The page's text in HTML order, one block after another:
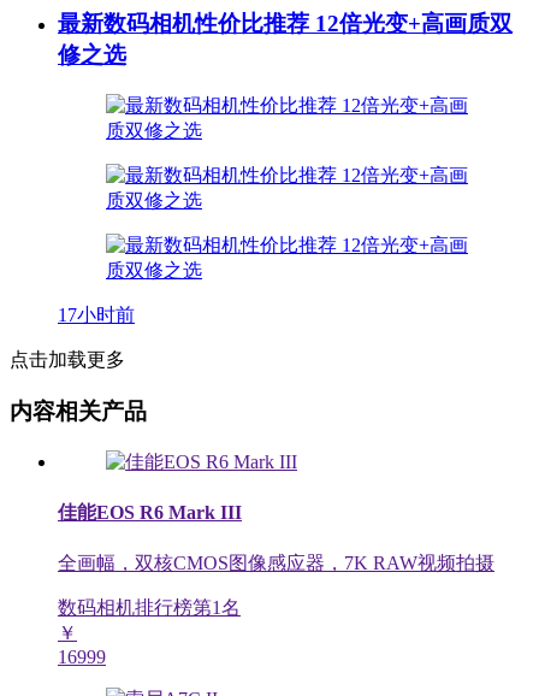
最新数码相机性价比推荐 12倍光变+高画质双
修之选
17小时前
点击加载更多
内容相关产品
佳能EOS R6 Mark III
全画幅，双核CMOS图像感应器，7K RAW视频拍摄
数码相机排行榜第1名
￥
16999